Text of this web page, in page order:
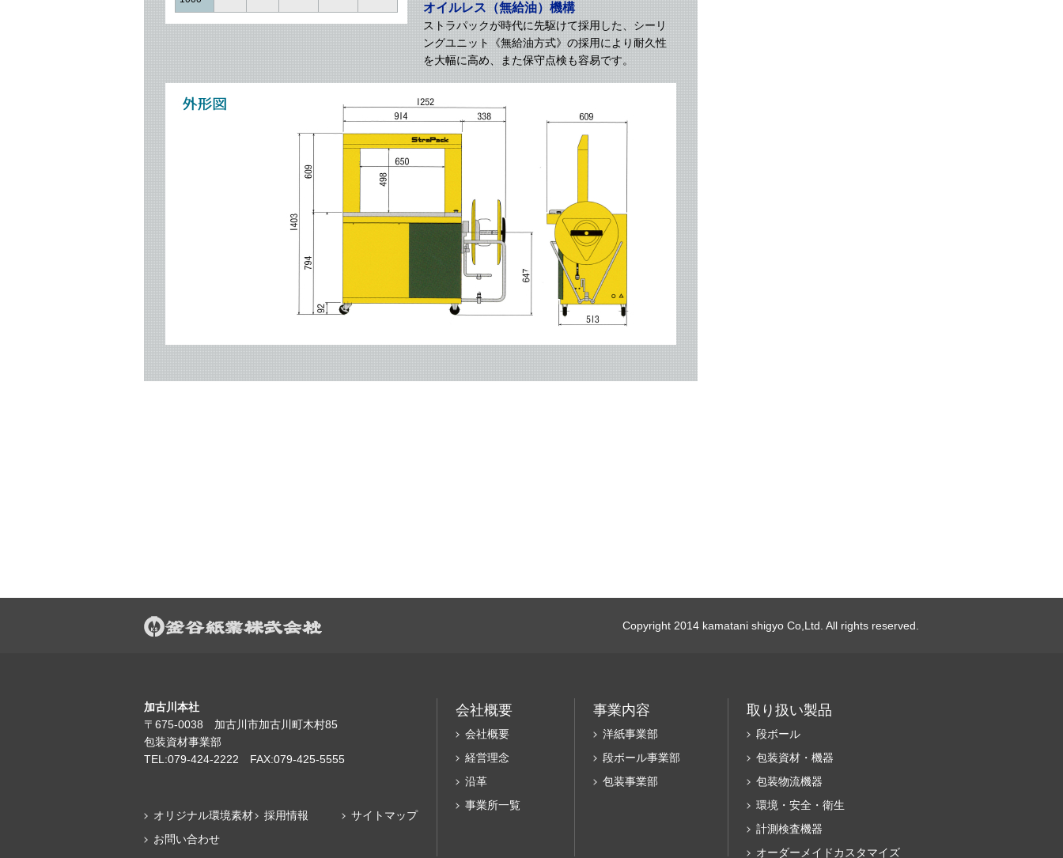
オイルレス（無給油）機構
ストラパックが時代に先駆けて採用した、シーリ
ングユニット《無給油方式》の採用により耐久性
を大幅に高め、また保守点検も容易です。
Copyright 2014 kamatani shigyo Co,Ltd. All rights reserved.
加古川本社
〒675-0038 加古川市加古川町木村85
包装資材事業部
TEL:079-424-2222 FAX:079-425-5555
オリジナル環境素材 採用情報
サイトマップ
お問い合わせ
会社概要
会社概要
経営理念
沿革
事業所一覧
事業内容
洋紙事業部
段ボール事業部
包装事業部
取り扱い製品
段ボール
包装資材・機器
包装物流機器
環境・安全・衛生
計測検査機器
オーダーメイドカスタマイズ